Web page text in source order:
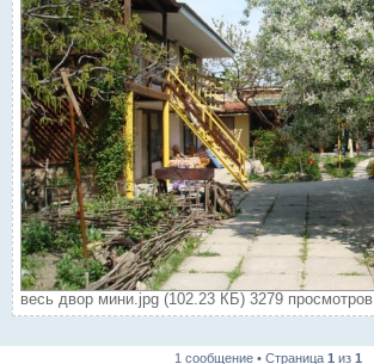
весь двор мини.jpg (102.23 КБ) 3279 просмотров
1 сообщение • Страница 1 из 1